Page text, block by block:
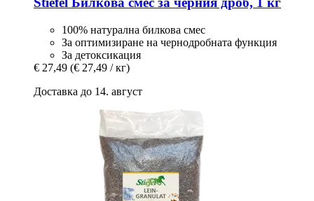
100% натурална билкова смес
За оптимизиране на чернодробната функция
За детоксикация
€ 27,49 (€ 27,49 / кг)
Доставка до 14. август